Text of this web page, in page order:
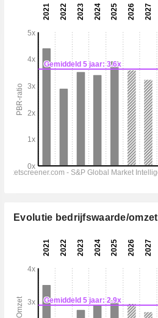
Evolutie bedrijfswaarde/omzet